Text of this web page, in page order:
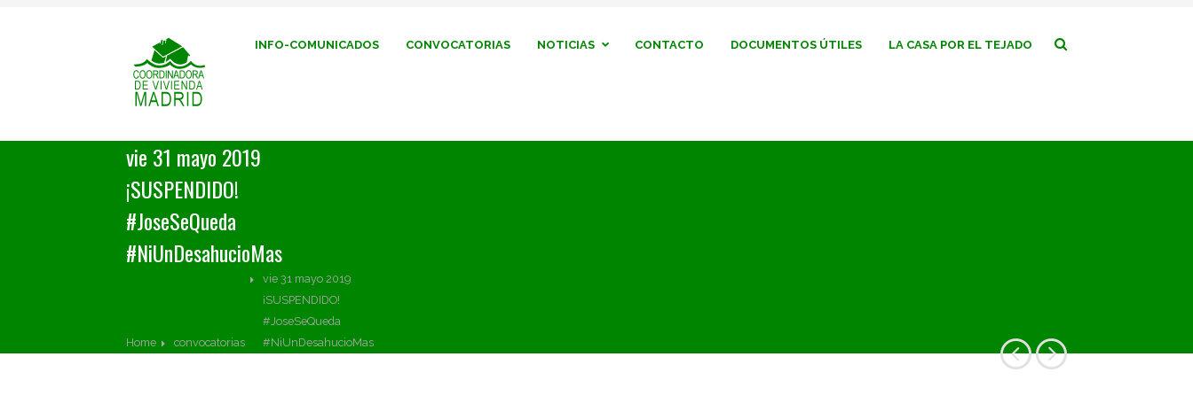
INFO-COMUNICADOS CONVOCATORIAS NOTICIAS CONTACTO DOCUMENTOS ÚTILES LA CASA POR EL TEJADO
vie 31 mayo 2019
¡SUSPENDIDO!
#JoseSeQueda
#NiUnDesahucioMas
Home convocatorias
vie 31 mayo 2019
¡SUSPENDIDO!
#JoseSeQueda
#NiUnDesahucioMas